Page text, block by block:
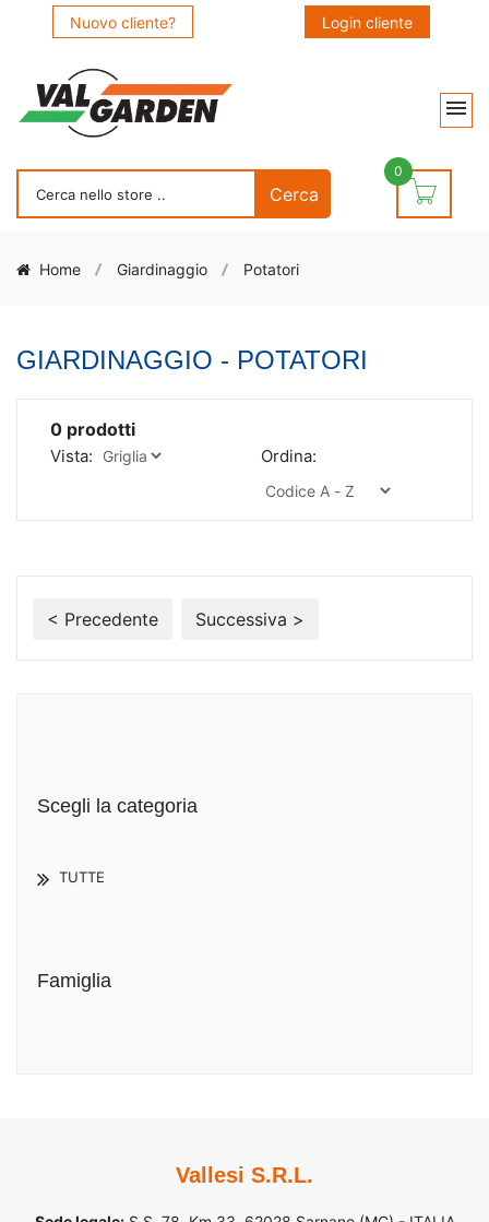
Nuovo cliente? Login cliente
0
Home Giardinaggio Potatori
GIARDINAGGIO - POTATORI
0 prodotti
Vista: Ordina:
< Precedente Successiva >
Scegli la categoria
TUTTE
Famiglia
Vallesi S.R.L.